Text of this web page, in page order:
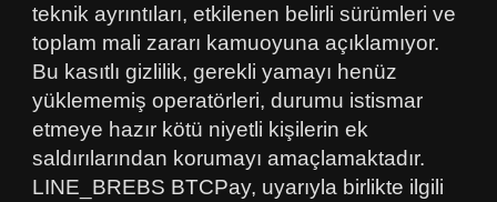
teknik ayrıntıları, etkilenen belirli sürümleri ve
toplam mali zararı kamuoyuna açıklamıyor.
Bu kasıtlı gizlilik, gerekli yamayı henüz
yüklememiş operatörleri, durumu istismar
etmeye hazır kötü niyetli kişilerin ek
saldırılarından korumayı amaçlamaktadır.
LINE_BREBS BTCPay, uyarıyla birlikte ilgili